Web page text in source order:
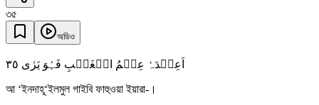
৩৫
অডিও
اَعِنۡدَہٗ عِلۡمُ الۡغَیۡبِ فَہُوَ یَرٰی ٣٥
আ ‘ইনদাহূ‘ইলমুল গাইবি ফাহুওয়া ইয়ারা-।